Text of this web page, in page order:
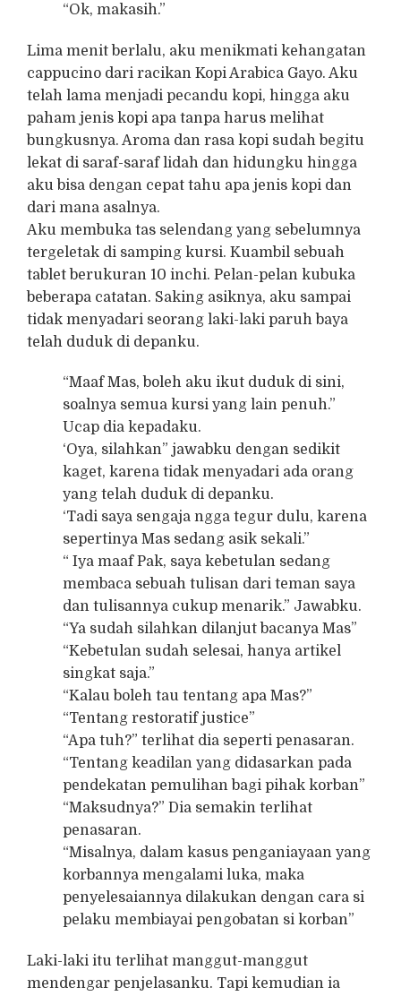
“Ok, makasih.”
Lima menit berlalu, aku menikmati kehangatan
cappucino dari racikan Kopi Arabica Gayo. Aku
telah lama menjadi pecandu kopi, hingga aku
paham jenis kopi apa tanpa harus melihat
bungkusnya. Aroma dan rasa kopi sudah begitu
lekat di saraf-saraf lidah dan hidungku hingga
aku bisa dengan cepat tahu apa jenis kopi dan
dari mana asalnya.
Aku membuka tas selendang yang sebelumnya
tergeletak di samping kursi. Kuambil sebuah
tablet berukuran 10 inchi. Pelan-pelan kubuka
beberapa catatan. Saking asiknya, aku sampai
tidak menyadari seorang laki-laki paruh baya
telah duduk di depanku.
“Maaf Mas, boleh aku ikut duduk di sini,
soalnya semua kursi yang lain penuh.”
Ucap dia kepadaku.
‘Oya, silahkan” jawabku dengan sedikit
kaget, karena tidak menyadari ada orang
yang telah duduk di depanku.
‘Tadi saya sengaja ngga tegur dulu, karena
sepertinya Mas sedang asik sekali.”
“ Iya maaf Pak, saya kebetulan sedang
membaca sebuah tulisan dari teman saya
dan tulisannya cukup menarik.” Jawabku.
“Ya sudah silahkan dilanjut bacanya Mas”
“Kebetulan sudah selesai, hanya artikel
singkat saja.”
“Kalau boleh tau tentang apa Mas?”
“Tentang restoratif justice”
“Apa tuh?” terlihat dia seperti penasaran.
“Tentang keadilan yang didasarkan pada
pendekatan pemulihan bagi pihak korban”
“Maksudnya?” Dia semakin terlihat
penasaran.
“Misalnya, dalam kasus penganiayaan yang
korbannya mengalami luka, maka
penyelesaiannya dilakukan dengan cara si
pelaku membiayai pengobatan si korban”
Laki-laki itu terlihat manggut-manggut
mendengar penjelasanku. Tapi kemudian ia